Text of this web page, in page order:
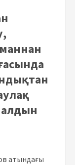
алдын
атындағы